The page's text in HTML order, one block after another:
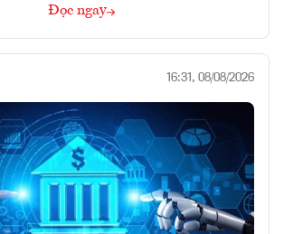
Đọc ngay
16:31, 08/08/2026